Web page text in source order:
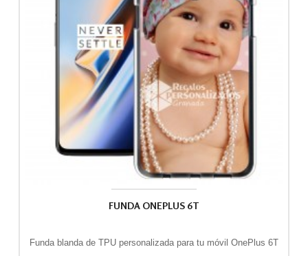
FUNDA ONEPLUS 6T
Funda blanda de TPU personalizada para tu móvil OnePlus 6T